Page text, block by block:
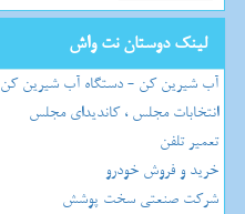
لینک دوستان نت واش
آب شیرین کن - دستگاه آب شیرین کن
انتخابات مجلس ، کاندیدای مجلس
تعمیر تلفن
خرید و فروش خودرو
شرکت صنعتی سخت پوشش